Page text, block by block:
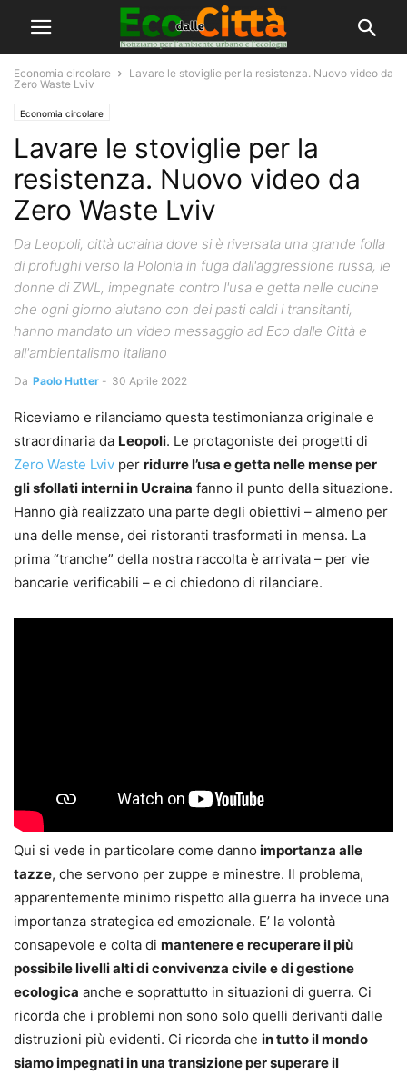
Economia circolare
Lavare le stoviglie per la resistenza. Nuovo video da
Zero Waste Lviv
Economia circolare
Lavare le stoviglie per la
resistenza. Nuovo video da
Zero Waste Lviv
Da Leopoli, città ucraina dove si è riversata una grande folla
di profughi verso la Polonia in fuga dall'aggressione russa, le
donne di ZWL, impegnate contro l'usa e getta nelle cucine
che ogni giorno aiutano con dei pasti caldi i transitanti,
hanno mandato un video messaggio ad Eco dalle Città e
all'ambientalismo italiano
Da Paolo Hutter - 30 Aprile 2022
Riceviamo e rilanciamo questa testimonianza originale e
straordinaria da Leopoli. Le protagoniste dei progetti di
Zero Waste Lviv per ridurre l’usa e getta nelle mense per
gli sfollati interni in Ucraina fanno il punto della situazione.
Hanno già realizzato una parte degli obiettivi – almeno per
una delle mense, dei ristoranti trasformati in mensa. La
prima “tranche” della nostra raccolta è arrivata – per vie
bancarie verificabili – e ci chiedono di rilanciare.
Qui si vede in particolare come danno importanza alle
tazze, che servono per zuppe e minestre. Il problema,
apparentemente minimo rispetto alla guerra ha invece una
importanza strategica ed emozionale. E’ la volontà
consapevole e colta di mantenere e recuperare il più
possibile livelli alti di convivenza civile e di gestione
ecologica anche e soprattutto in situazioni di guerra. Ci
ricorda che i problemi non sono solo quelli derivanti dalle
distruzioni più evidenti. Ci ricorda che in tutto il mondo
siamo impegnati in una transizione per superare il